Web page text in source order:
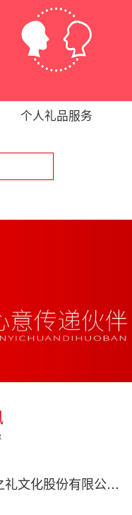
个人礼品服务
深圳市吉之礼文化股份有限公司荣获“国家高新技术企业”认定